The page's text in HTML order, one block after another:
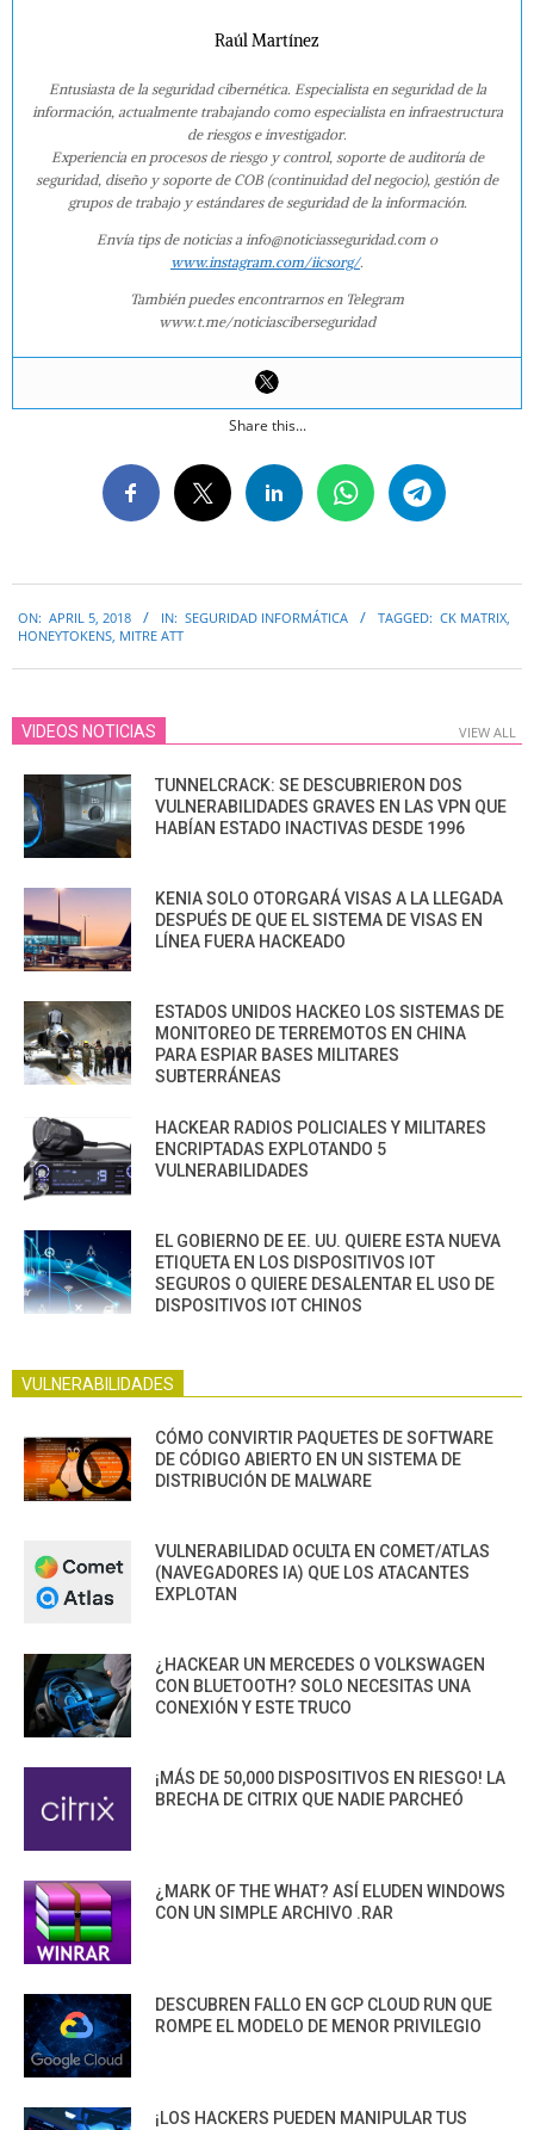
Raúl Martínez
Entusiasta de la seguridad cibernética. Especialista en seguridad de la
información, actualmente trabajando como especialista en infraestructura
de riesgos e investigador.
Experiencia en procesos de riesgo y control, soporte de auditoría de
seguridad, diseño y soporte de COB (continuidad del negocio), gestión de
grupos de trabajo y estándares de seguridad de la información.
Envía tips de noticias a info@noticiasseguridad.com o
www.instagram.com/iicsorg/.
También puedes encontrarnos en Telegram
www.t.me/noticiasciberseguridad
Share this...
04-
ON: APRIL 5, 2018 IN: SEGURIDAD INFORMÁTICA TAGGED: CK MATRIX,
HONEYTOKENS, MITRE ATT
VIDEOS NOTICIAS VIEW ALL
TUNNELCRACK: SE DESCUBRIERON DOS
VULNERABILIDADES GRAVES EN LAS VPN QUE
HABÍAN ESTADO INACTIVAS DESDE 1996
KENIA SOLO OTORGARÁ VISAS A LA LLEGADA
DESPUÉS DE QUE EL SISTEMA DE VISAS EN
LÍNEA FUERA HACKEADO
ESTADOS UNIDOS HACKEO LOS SISTEMAS DE
MONITOREO DE TERREMOTOS EN CHINA
PARA ESPIAR BASES MILITARES
SUBTERRÁNEAS
HACKEAR RADIOS POLICIALES Y MILITARES
ENCRIPTADAS EXPLOTANDO 5
VULNERABILIDADES
EL GOBIERNO DE EE. UU. QUIERE ESTA NUEVA
ETIQUETA EN LOS DISPOSITIVOS IOT
SEGUROS O QUIERE DESALENTAR EL USO DE
DISPOSITIVOS IOT CHINOS
VULNERABILIDADES
CÓMO CONVIRTIR PAQUETES DE SOFTWARE
DE CÓDIGO ABIERTO EN UN SISTEMA DE
DISTRIBUCIÓN DE MALWARE
VULNERABILIDAD OCULTA EN COMET/ATLAS
(NAVEGADORES IA) QUE LOS ATACANTES
EXPLOTAN
¿HACKEAR UN MERCEDES O VOLKSWAGEN
CON BLUETOOTH? SOLO NECESITAS UNA
CONEXIÓN Y ESTE TRUCO
¡MÁS DE 50,000 DISPOSITIVOS EN RIESGO! LA
BRECHA DE CITRIX QUE NADIE PARCHEÓ
¿MARK OF THE WHAT? ASÍ ELUDEN WINDOWS
CON UN SIMPLE ARCHIVO .RAR
DESCUBREN FALLO EN GCP CLOUD RUN QUE
ROMPE EL MODELO DE MENOR PRIVILEGIO
¡LOS HACKERS PUEDEN MANIPULAR TUS